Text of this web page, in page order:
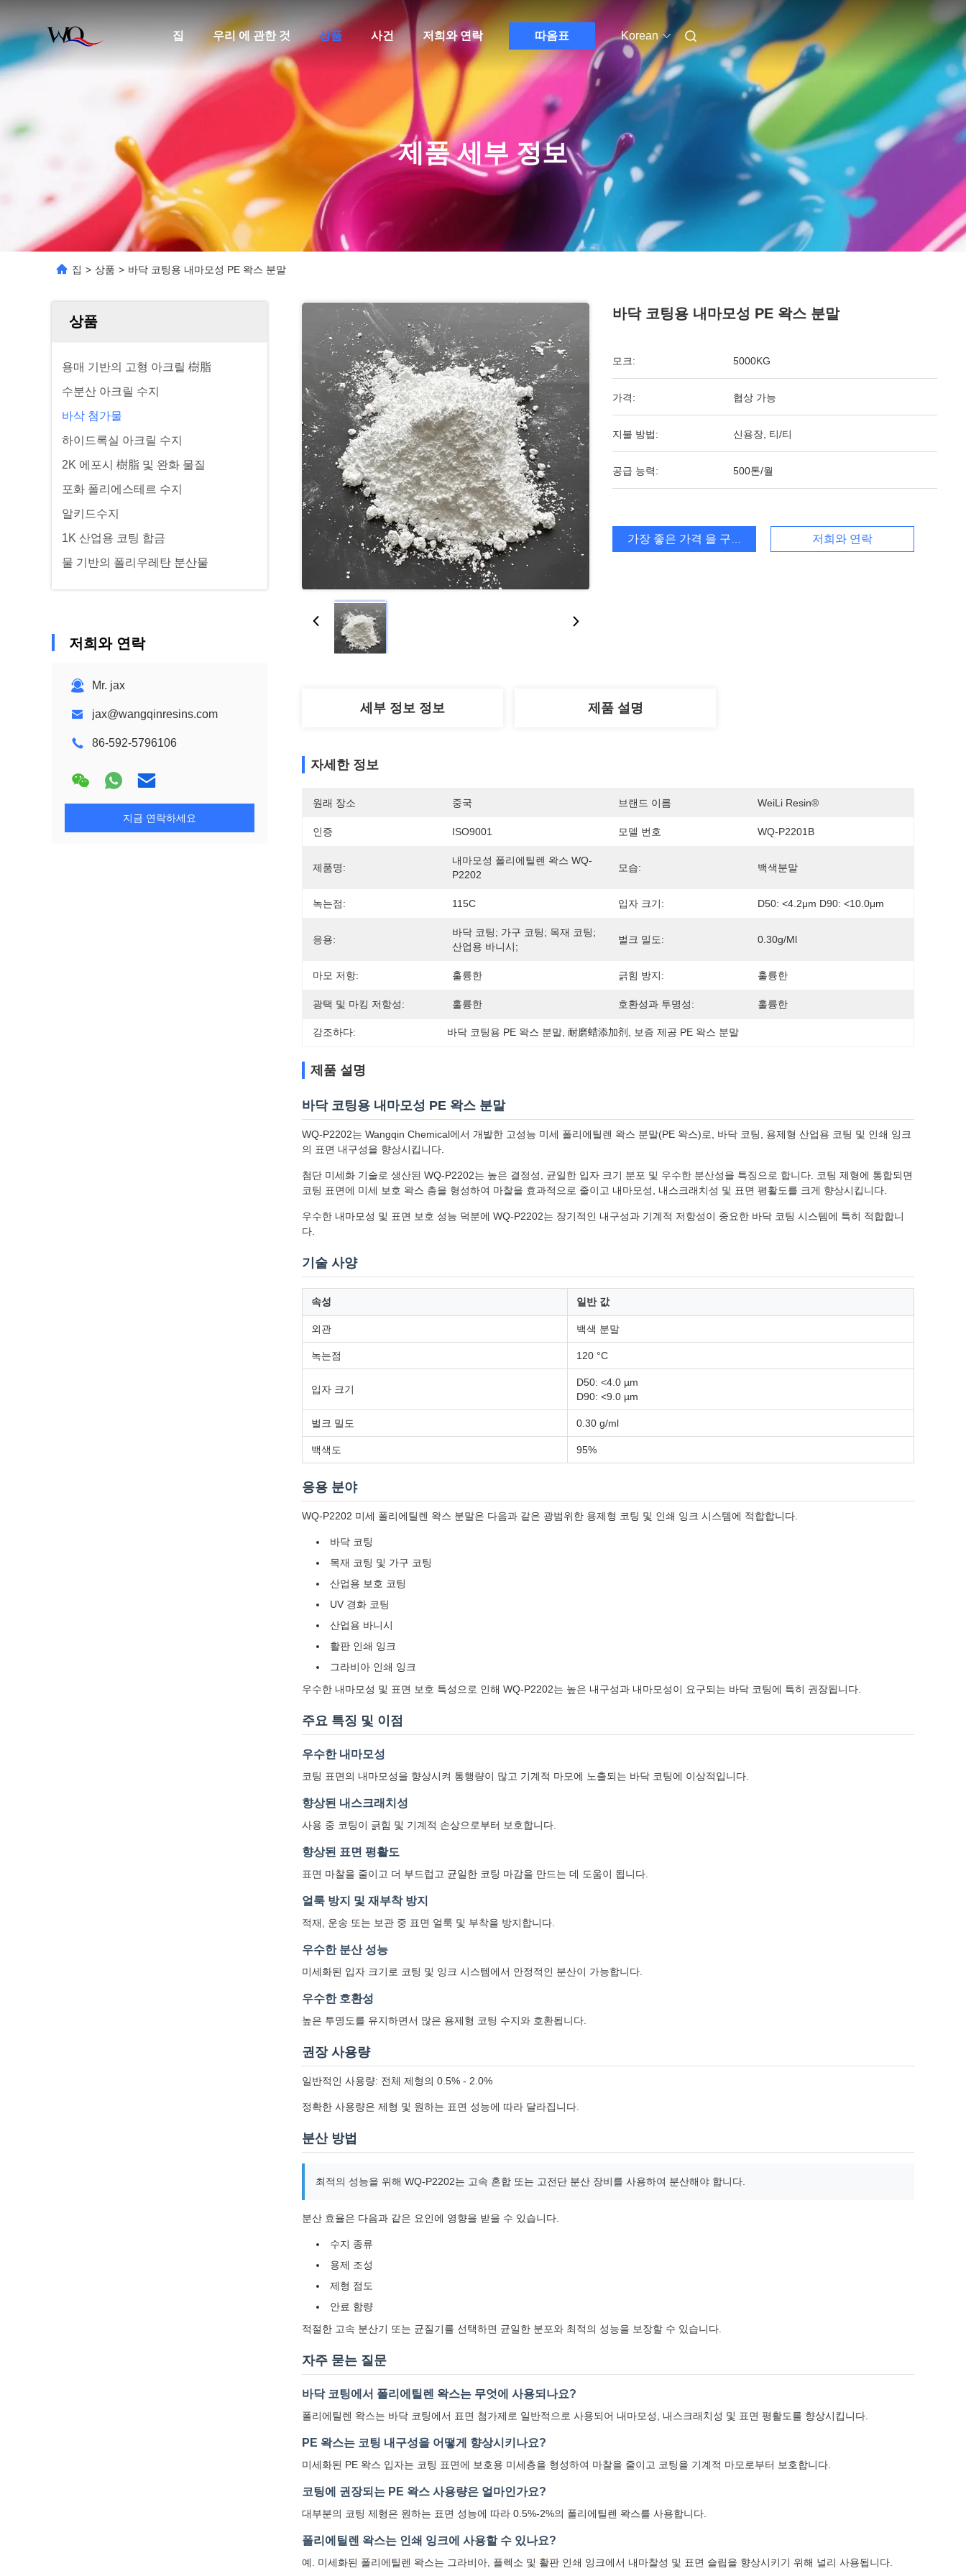
집 우리 에 관한 것 상품 사건 저희와 연락 따옴표 Korean
제품 세부 정보
집 > 상품 > 바닥 코팅용 내마모성 PE 왁스 분말
상품
용매 기반의 고형 아크릴 樹脂
수분산 아크릴 수지
바삭 첨가물
하이드록실 아크릴 수지
2K 에포시 樹脂 및 완화 물질
포화 폴리에스테르 수지
알키드수지
1K 산업용 코팅 합금
물 기반의 폴리우레탄 분산물
저희와 연락
Mr. jax
jax@wangqinresins.com
86-592-5796106
지금 연락하세요
바닥 코팅용 내마모성 PE 왁스 분말
모크: 5000KG
가격: 협상 가능
지불 방법: 신용장, 티/티
공급 능력: 500톤/월
가장 좋은 가격 을 구하라 저희와 연락
세부 정보 정보 제품 설명
자세한 정보
원래 장소 중국 브랜드 이름 WeiLi Resin®
인증 ISO9001 모델 번호 WQ-P2201B
제품명:
내마모성 폴리에틸렌 왁스 WQ-
P2202
모습: 백색분말
녹는점: 115C 입자 크기: D50: <4.2μm D90: <10.0μm
응용:
바닥 코팅; 가구 코팅; 목재 코팅;
산업용 바니시;
벌크 밀도: 0.30g/ml
마모 저항: 훌륭한 긁힘 방지: 훌륭한
광택 및 마킹 저항성: 훌륭한 호환성과 투명성: 훌륭한
강조하다: 바닥 코팅용 PE 왁스 분말 , 耐磨蜡添加剂 보증 제공 PE 왁스 분말
제품 설명
바닥 코팅용 내마모성 PE 왁스 분말
WQ-P2202는 Wangqin Chemical에서 개발한 고성능 미세 폴리에틸렌 왁스 분말(PE 왁스)로, 바닥 코팅, 용제형 산업용 코팅 및 인쇄 잉크
의 표면 내구성을 향상시킵니다.
첨단 미세화 기술로 생산된 WQ-P2202는 높은 결정성, 균일한 입자 크기 분포 및 우수한 분산성을 특징으로 합니다. 코팅 제형에 통합되면
코팅 표면에 미세 보호 왁스 층을 형성하여 마찰을 효과적으로 줄이고 내마모성, 내스크래치성 및 표면 평활도를 크게 향상시킵니다.
우수한 내마모성 및 표면 보호 성능 덕분에 WQ-P2202는 장기적인 내구성과 기계적 저항성이 중요한 바닥 코팅 시스템에 특히 적합합니
다.
기술 사양
속성 일반 값
외관 백색 분말
녹는점 120 °C
입자 크기
D50: <4.0 µm
D90: <9.0 µm
벌크 밀도 0.30 g/ml
백색도 95%
응용 분야
WQ-P2202 미세 폴리에틸렌 왁스 분말은 다음과 같은 광범위한 용제형 코팅 및 인쇄 잉크 시스템에 적합합니다.
바닥 코팅
목재 코팅 및 가구 코팅
산업용 보호 코팅
UV 경화 코팅
산업용 바니시
활판 인쇄 잉크
그라비아 인쇄 잉크
우수한 내마모성 및 표면 보호 특성으로 인해 WQ-P2202는 높은 내구성과 내마모성이 요구되는 바닥 코팅에 특히 권장됩니다.
주요 특징 및 이점
우수한 내마모성
코팅 표면의 내마모성을 향상시켜 통행량이 많고 기계적 마모에 노출되는 바닥 코팅에 이상적입니다.
향상된 내스크래치성
사용 중 코팅이 긁힘 및 기계적 손상으로부터 보호합니다.
향상된 표면 평활도
표면 마찰을 줄이고 더 부드럽고 균일한 코팅 마감을 만드는 데 도움이 됩니다.
얼룩 방지 및 재부착 방지
적재, 운송 또는 보관 중 표면 얼룩 및 부착을 방지합니다.
우수한 분산 성능
미세화된 입자 크기로 코팅 및 잉크 시스템에서 안정적인 분산이 가능합니다.
우수한 호환성
높은 투명도를 유지하면서 많은 용제형 코팅 수지와 호환됩니다.
권장 사용량
일반적인 사용량: 전체 제형의 0.5% - 2.0%
정확한 사용량은 제형 및 원하는 표면 성능에 따라 달라집니다.
분산 방법
최적의 성능을 위해 WQ-P2202는 고속 혼합 또는 고전단 분산 장비를 사용하여 분산해야 합니다.
분산 효율은 다음과 같은 요인에 영향을 받을 수 있습니다.
수지 종류
용제 조성
제형 점도
안료 함량
적절한 고속 분산기 또는 균질기를 선택하면 균일한 분포와 최적의 성능을 보장할 수 있습니다.
자주 묻는 질문
바닥 코팅에서 폴리에틸렌 왁스는 무엇에 사용되나요?
폴리에틸렌 왁스는 바닥 코팅에서 표면 첨가제로 일반적으로 사용되어 내마모성, 내스크래치성 및 표면 평활도를 향상시킵니다.
PE 왁스는 코팅 내구성을 어떻게 향상시키나요?
미세화된 PE 왁스 입자는 코팅 표면에 보호용 미세층을 형성하여 마찰을 줄이고 코팅을 기계적 마모로부터 보호합니다.
코팅에 권장되는 PE 왁스 사용량은 얼마인가요?
대부분의 코팅 제형은 원하는 표면 성능에 따라 0.5%-2%의 폴리에틸렌 왁스를 사용합니다.
폴리에틸렌 왁스는 인쇄 잉크에 사용할 수 있나요?
예. 미세화된 폴리에틸렌 왁스는 그라비아, 플렉소 및 활판 인쇄 잉크에서 내마찰성 및 표면 슬립을 향상시키기 위해 널리 사용됩니다.